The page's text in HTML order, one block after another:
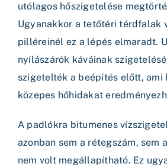
utólagos hőszigetelése
Ugyanakkor a tetőtéri térdfalak
pilléreinél ez a lépés elmaradt.
nyílászárók káváinak
szigetelték a beépítés előtt, ami
közepes hőhidakat
A padlókra bitumenes
azonban sem a rétegszám, sem
nem volt megállapítható. Ez